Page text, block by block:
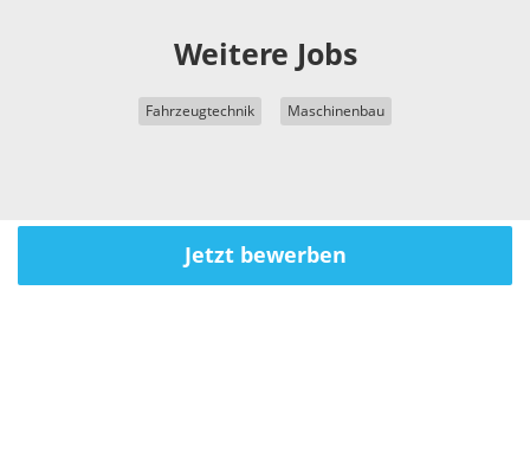
Weitere Jobs
Fahrzeugtechnik Maschinenbau
Jetzt bewerben